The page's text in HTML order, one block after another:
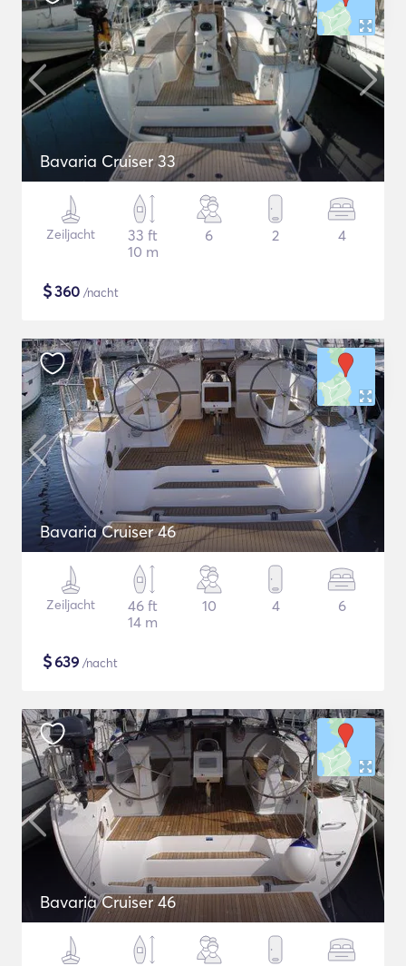
Bavaria Cruiser 33
Zeiljacht
33 ft
10 m
6 2 4
$360 /nacht
Bavaria Cruiser 46
Zeiljacht
46 ft
14 m
10 4 6
$639 /nacht
Bavaria Cruiser 46